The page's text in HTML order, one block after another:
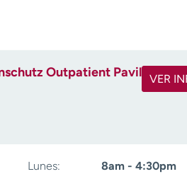
Outpatient PavilionVER
Lunes:
8am - 4:30pm